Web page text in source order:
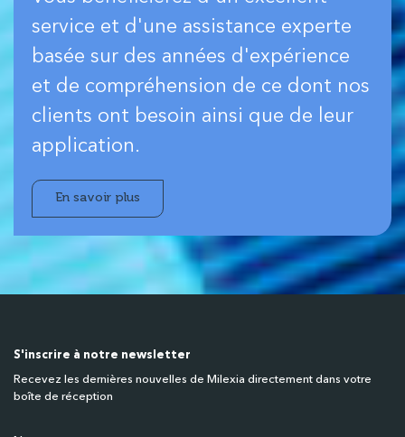
service et d'une assistance experte
basée sur des années d'expérience
et de compréhension de ce dont nos
clients ont besoin ainsi que de leur
application.
En savoir plus
S'inscrire à notre newsletter
Recevez les dernières nouvelles de Milexia directement dans votre
boîte de réception